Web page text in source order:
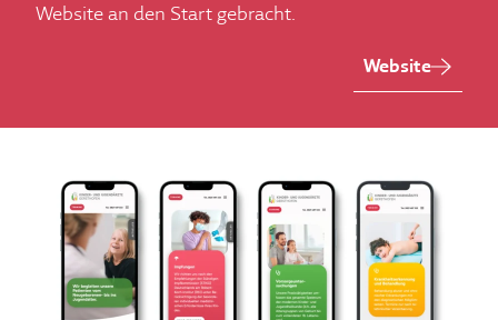
Website an den Start gebracht.
Website